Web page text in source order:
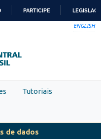
PARTICIPE
ENGLISH
Tutoriais
de dados